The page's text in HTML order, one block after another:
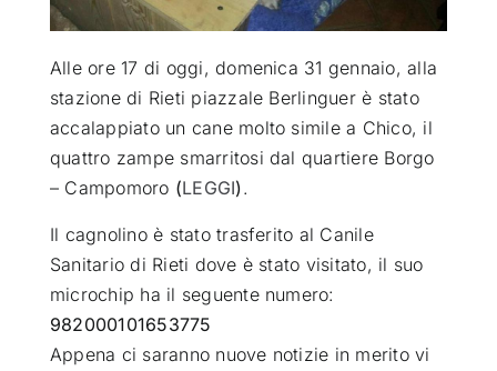
RUBRICHE
SEMPRE CON ME
Alle ore 17 di oggi, domenica 31 gennaio, alla
stazione di Rieti piazzale Berlinguer è stato
accalappiato un cane molto simile a Chico, il
quattro zampe smarritosi dal quartiere Borgo
– Campomoro (LEGGI).
Il cagnolino è stato trasferito al Canile
Sanitario di Rieti dove è stato visitato, il suo
microchip ha il seguente numero:
982000101653775
Appena ci saranno nuove notizie in merito vi